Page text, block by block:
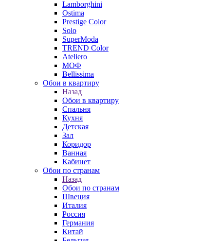
Lamborghini
Ostima
Prestige Color
Solo
SuperModa
TREND Color
Ateliero
МОФ
Bellissima
Обои в квартиру
Назад
Обои в квартиру
Спальня
Кухня
Детская
Зал
Коридор
Ванная
Кабинет
Обои по странам
Назад
Обои по странам
Швеция
Италия
Россия
Германия
Китай